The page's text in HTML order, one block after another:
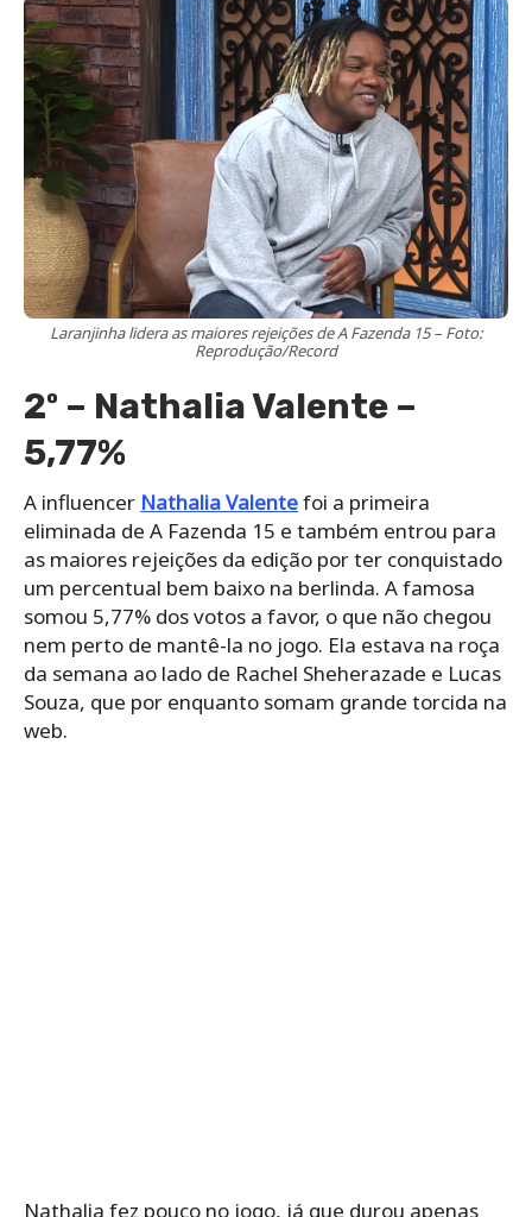
Laranjinha lidera as maiores rejeições de A Fazenda 15 – Foto:
Reprodução/Record
2º – Nathalia Valente –
5,77%
A influencer Nathalia Valentefoi a primeira
eliminada de A Fazenda 15 e também entrou para
as maiores rejeições da edição por ter conquistado
um percentual bem baixo na berlinda. A famosa
somou 5,77% dos votos a favor, o que não chegou
nem perto de mantê-la no jogo. Ela estava na roça
da semana ao lado de Rachel Sheherazade e Lucas
Souza, que por enquanto somam grande torcida na
web.
Nathalia fez pouco no jogo, já que durou apenas